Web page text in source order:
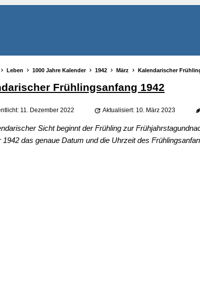
Leben 1000 Jahre Kalender 1942 März Kalendarischer
Frühlingsanfang 1942
11. Dezember 2022 Aktualisiert: 10. März 2023
Sicht beginnt der Frühling zur
1942 das genaue Datum und die Uhrzeit des